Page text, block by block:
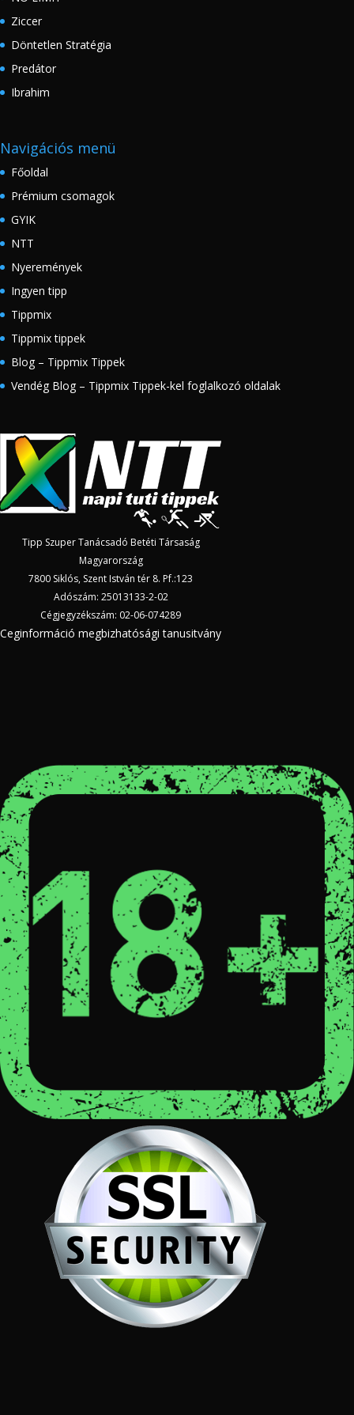
Ziccer
Döntetlen Stratégia
Predátor
Ibrahim
Navigációs menü
Főoldal
Prémium csomagok
GYIK
NTT
Nyeremények
Ingyen tipp
Tippmix
Tippmix tippek
Blog – Tippmix Tippek
Vendég Blog – Tippmix Tippek-kel foglalkozó oldalak
Tipp Szuper Tanácsadó Betéti Társaság
Magyarország
7800 Siklós, Szent István tér 8. Pf.:123
Adószám: 25013133-2-02
Cégjegyzékszám: 02-06-074289
Ceginformáció megbizhatósági tanusitvány